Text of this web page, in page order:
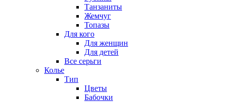
Танзаниты
Жемчуг
Топазы
Для кого
Для женщин
Для детей
Все серьги
Колье
Тип
Цветы
Бабочки